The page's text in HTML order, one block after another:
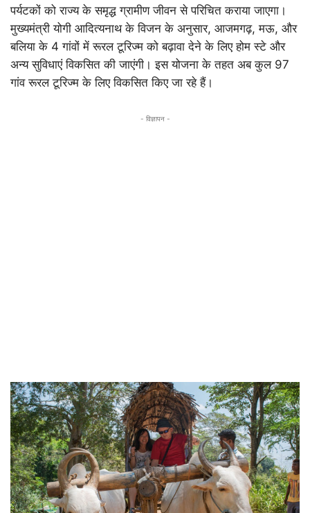
पर्यटकों को राज्य के समृद्ध ग्रामीण जीवन से परिचित कराया जाएगा।
मुख्यमंत्री योगी आदित्यनाथ के विजन के अनुसार, आजमगढ़, मऊ, और
बलिया के 4 गांवों में रूरल टूरिज्म को बढ़ावा देने के लिए होम स्टे और
अन्य सुविधाएं विकसित की जाएंगी। इस योजना के तहत अब कुल 97
गांव रूरल टूरिज्म के लिए विकसित किए जा रहे हैं।
- विज्ञापन -